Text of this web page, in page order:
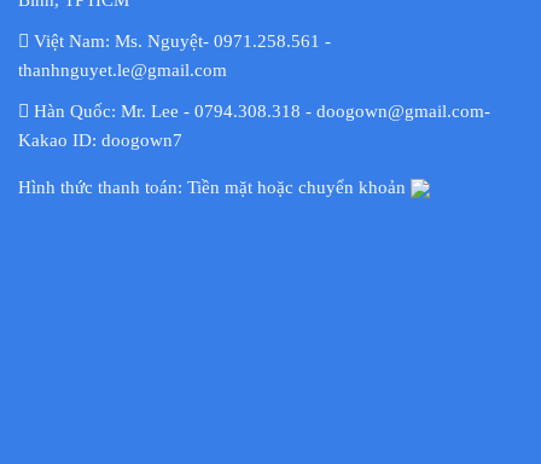
Việt Nam: Ms. Nguyệt- 0971.258.561 -
thanhnguyet.le@gmail.com
Hàn Quốc: Mr. Lee - 0794.308.318 - doogown@gmail.com-
Kakao ID: doogown7
Hình thức thanh toán: Tiền mặt hoặc chuyển khoản